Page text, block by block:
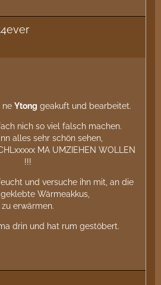
ne Ytong geakuft und bearbeitet.
nich so viel falsch machen.
alles sehr schön sehen,
MA UMZIEHEN WOLLEN
!!!
und versuche ihn mit, an die
Wärmeakkus,
zu erwärmen.
drin und hat rum gestöbert.